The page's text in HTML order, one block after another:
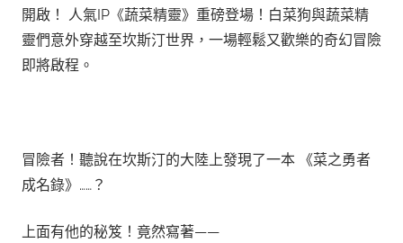
開啟！ 人氣IP《蔬菜精靈》重磅登場！白菜狗與蔬菜精
靈們意外穿越至坎斯汀世界，一場輕鬆又歡樂的奇幻冒險
即將啟程。
冒險者！聽說在坎斯汀的大陸上發現了一本 《菜之勇者
成名錄》……？
上面有他的秘笈！竟然寫著——